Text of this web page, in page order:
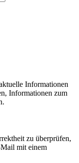
Informationen
Informationen zum
zu überprüfen,
mit einem